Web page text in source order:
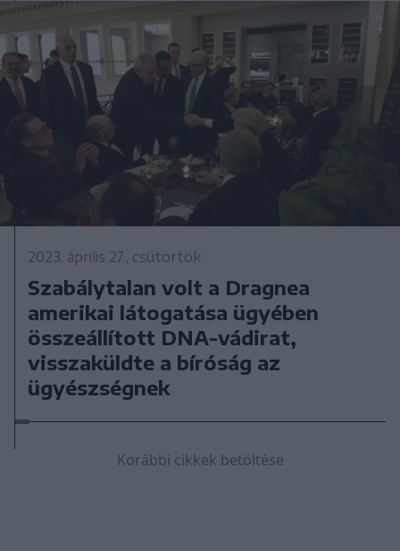
2023. április 27., csütörtök
Szabálytalan volt a Dragnea
amerikai látogatása ügyében
összeállított DNA-vádirat,
visszaküldte a bíróság az
ügyészségnek
Korábbi cikkek betöltése